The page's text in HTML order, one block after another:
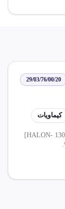
29/03/76/00/20
كيماويات
يتعلق هذا المرسوم بالبروموثالث فلورو ميثان [HALON- 1301]